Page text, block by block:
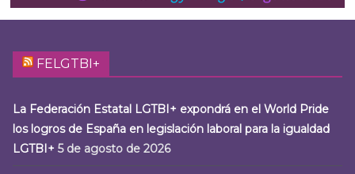
FELGTBI+
La Federación Estatal LGTBI+ expondrá en el World Pride
los logros de España en legislación laboral para la igualdad
LGTBI+ 5 de agosto de 2026